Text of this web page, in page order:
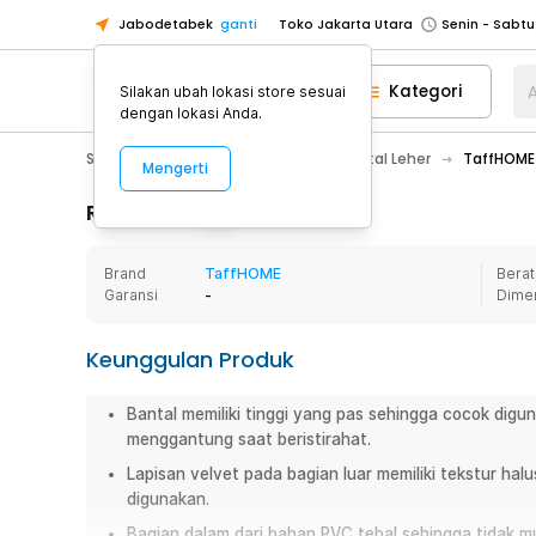
Jabodetabek ganti Toko Jakarta Utara
Toko Tangerang
Toko Cikupa
Pick n Go Jakarta Barat
Senin -
Pick n Go Bekasi
Senin - Jumat
Senin - Jumat
Senin -
Toko Jakarta Barat
Senin -
Toko Tangerang
Pick n Go Jakarta Barat
Senin -
Kategori
Sport & Outdoor Bantal Leher
Rincian Produk
Brand
TaffHOME
Garansi
-
Keunggulan Produk
Bantal memiliki tinggi yang pas sehingga cocok
menggantung saat beristirahat.
Lapisan velvet pada bagian luar memiliki tekstur
digunakan.
Silakan ubah lokasi store sesuai
dengan lokasi Anda.
Mengerti